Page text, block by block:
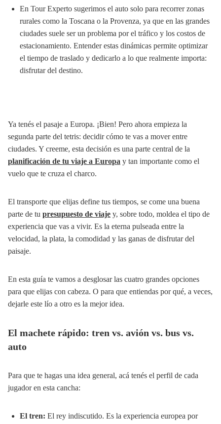
En Tour Experto sugerimos el auto solo para recorrer zonas
rurales como la Toscana o la Provenza, ya que en las grandes
ciudades suele ser un problema por el tráfico y los costos de
estacionamiento. Entender estas dinámicas permite optimizar
el tiempo de traslado y dedicarlo a lo que realmente importa:
disfrutar del destino.
Ya tenés el pasaje a Europa. ¡Bien! Pero ahora empieza la
segunda parte del tetris: decidir cómo te vas a mover entre
ciudades. Y creeme, esta decisión es una parte central de la
planificación de tu viaje a Europa y tan importante como el
vuelo que te cruza el charco.
El transporte que elijas define tus tiempos, se come una buena
parte de tu presupuesto de viaje y, sobre todo, moldea el tipo de
experiencia que vas a vivir. Es la eterna pulseada entre la
velocidad, la plata, la comodidad y las ganas de disfrutar del
paisaje.
En esta guía te vamos a desglosar las cuatro grandes opciones
para que elijas con cabeza. O para que entiendas por qué, a veces,
dejarle este lío a otro es la mejor idea.
El machete rápido: tren vs. avión vs. bus vs.
auto
Para que te hagas una idea general, acá tenés el perfil de cada
jugador en esta cancha:
El tren: El rey indiscutido. Es la experiencia europea por